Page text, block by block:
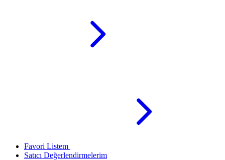
Favori Listem
Satıcı Değerlendirmelerim